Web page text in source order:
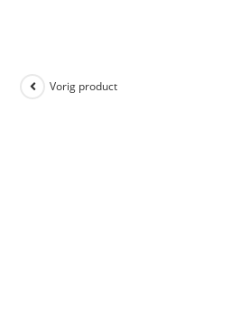
Vorig product